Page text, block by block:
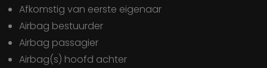
Afkomstig van eerste eigenaar
Airbag bestuurder
Airbag passagier
Airbag(s) hoofd achter